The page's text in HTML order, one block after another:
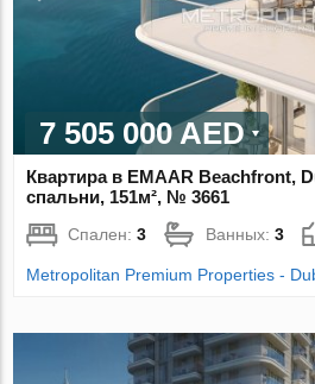
7 505 000 AED
Квартира в EMAAR Beachfront,
спальни, 151м², № 3661
Спален:3 Ванных:3
Metropolitan Premium Properties -